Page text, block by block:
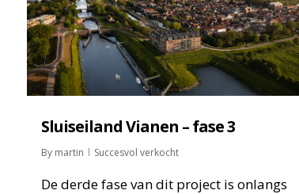
Sluiseiland Vianen – fase 3
By martin Succesvol verkocht
De derde fase van dit project is onlangs